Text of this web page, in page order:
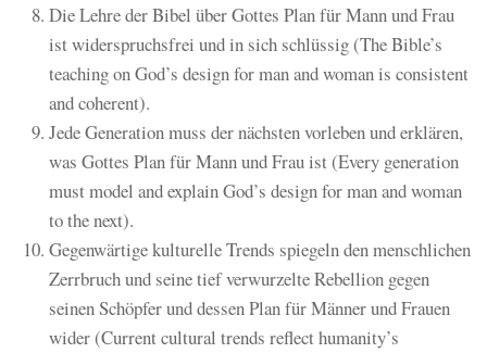
Die Lehre der Bibel über Gottes Plan für Mann und Frau
ist widerspruchsfrei und in sich schlüssig (The Bible’s
teaching on God’s design for man and woman is consistent
and coherent).
Jede Generation muss der nächsten vorleben und erklären,
was Gottes Plan für Mann und Frau ist (Every generation
must model and explain God’s design for man and woman
to the next).
Gegenwärtige kulturelle Trends spiegeln den menschlichen
Zerrbruch und seine tief verwurzelte Rebellion gegen
seinen Schöpfer und dessen Plan für Männer und Frauen
wider (Current cultural trends reflect humanity’s